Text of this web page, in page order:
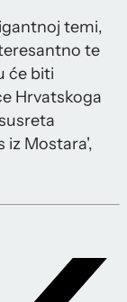
temi,
te
će biti
Hrvatskoga
iz Mostara',